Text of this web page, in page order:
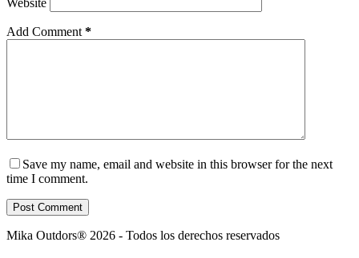
Website
Add Comment *
Save my name, email and website in this browser for the next
time I comment.
Post Comment
Mika Outdors® 2026 - Todos los derechos reservados